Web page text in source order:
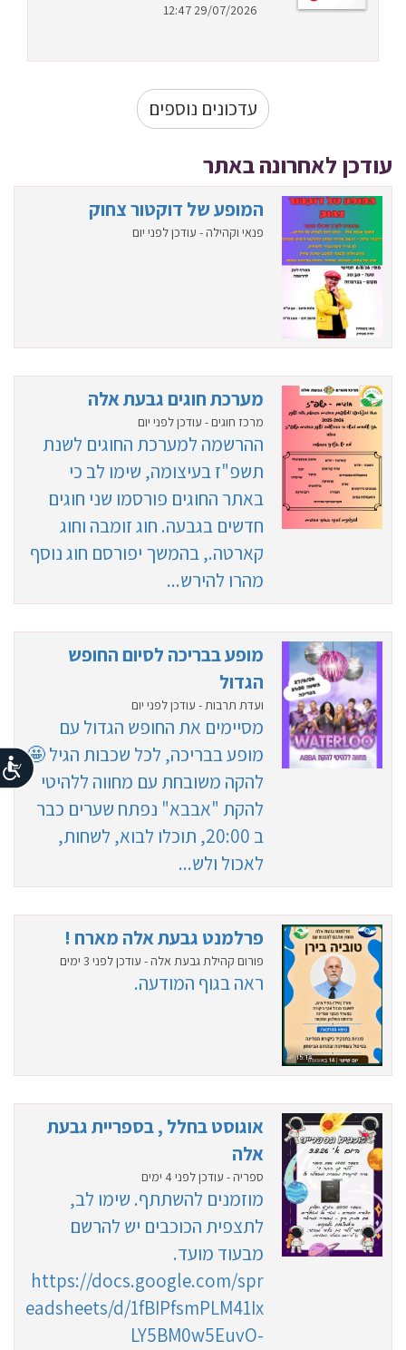
29/07/2026 12:47
עדכונים נוספים
עודכן לאחרונה באתר
המופע של דוקטור צחוק
פנאי וקהילה - עודכן לפני יום
מערכת חוגים גבעת אלה
מרכז חוגים - עודכן לפני יום
ההרשמה למערכת החוגים לשנת
תשפ"ז בעיצומה, שימו לב כי
באתר החוגים פורסמו שני חוגים
חדשים בגבעה. חוג זומבה וחוג
קארטה., בהמשך יפורסם חוג נוסף
מהרו להירש...
מופע בבריכה לסיום החופש
הגדול
ועדת תרבות - עודכן לפני יום
מסיימים את החופש הגדול עם
מופע בבריכה, לכל שכבות הגיל 🤩
להקה משובחת עם מחווה ללהיטי
להקת "אבבא" נפתח שערים כבר
ב 20:00, תוכלו לבוא, לשחות,
לאכול ולש...
פרלמנט גבעת אלה מארח !
פורום קהילת גבעת אלה - עודכן לפני 3 ימים
ראה בגוף המודעה.
אוגוסט בחלל , בספריית גבעת
אלה
ספריה - עודכן לפני 4 ימים
מוזמנים להשתתף. שימו לב,
לתצפית הכוכבים יש להרשם
מבעוד מועד.
https://docs.google.com/spr
eadsheets/d/1fBIPfsmPLM41Ix
LY5BM0w5EuvO-